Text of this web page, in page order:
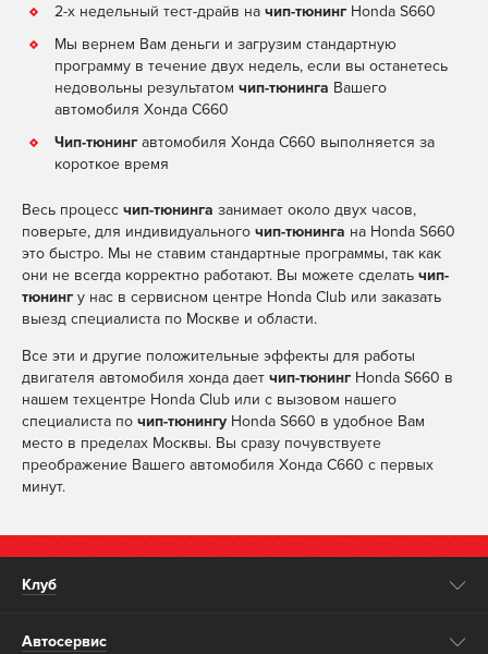
2-х недельный тест-драйв на чип-тюнинг Honda S660
Мы вернем Вам деньги и загрузим стандартную
программу в течение двух недель, если вы останетесь
недовольны результатом чип-тюнинга Вашего
автомобиля Хонда С660
Чип-тюнинг автомобиля Хонда С660 выполняется за
короткое время
Весь процесс чип-тюнинга занимает около двух часов,
поверьте, для индивидуального чип-тюнинга на Honda S660
это быстро. Мы не ставим стандартные программы, так как
они не всегда корректно работают. Вы можете сделать чип-
тюнинг у нас в сервисном центре Honda Club или заказать
выезд специалиста по Москве и области.
Все эти и другие положительные эффекты для работы
двигателя автомобиля хонда дает чип-тюнинг Honda S660 в
нашем техцентре Honda Club или с вызовом нашего
специалиста по чип-тюнингу Honda S660 в удобное Вам
место в пределах Москвы. Вы сразу почувствуете
преображение Вашего автомобиля Хонда С660 с первых
минут.
Клуб
Автосервис